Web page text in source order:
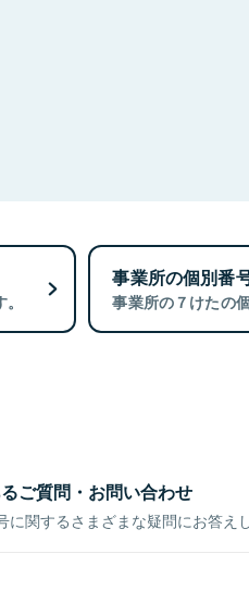
事業所の個別番
事業所の７けたの
ご質問・お問い合わせ
に関するさまざまな疑問にお答え